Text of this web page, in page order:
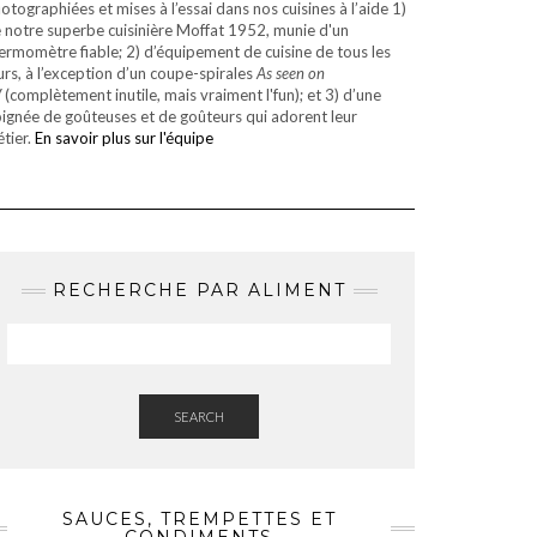
et mises à l’essai dans nos cuisines à l’aide 1)
notre superbe cuisinière Moffat 1952, munie d'un
fiable; 2) d’équipement de cuisine de tous les
à l’exception d’un coupe-spiralesAs seen on
(complètement inutile, mais vraiment l'fun); et 3) d’une
de goûteuses et de goûteurs qui adorent leur
En savoir plus sur l'équipe
RECHERCHE PAR ALIMENT
SEARCH
SAUCES, TREMPETTES ET